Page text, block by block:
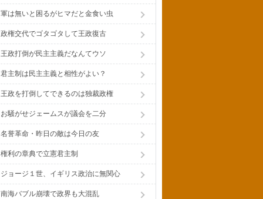
軍は無いと困るがヒマだと金食い虫
政権交代でゴタゴタして王政復古
王政打倒が民主主義だなんてウソ
君主制は民主主義と相性がよい？
王政を打倒してできるのは独裁政権
お騒がせジェームスが議会を二分
名誉革命・昨日の敵は今日の友
権利の章典で立憲君主制
ジョージ１世、イギリス政治に無関心
南海バブル崩壊で政界も大混乱